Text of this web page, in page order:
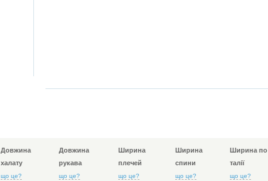
Довжина
халату
що це?
Довжина
рукава
що це?
Ширина
плечей
що це?
Ширина
спини
що це?
Ширина по
талії
що це?